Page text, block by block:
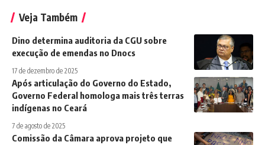
Veja Também
Dino determina auditoria da CGU sobre
execução de emendas no Dnocs
17 de dezembro de 2025
Após articulação do Governo do Estado,
Governo Federal homologa mais três terras
indígenas no Ceará
7 de agosto de 2025
Comissão da Câmara aprova projeto que